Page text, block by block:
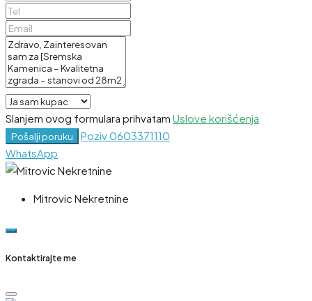
Slanjem ovog formulara prihvatam Uslove korišćenja
Pošalji poruku Poziv0603371110
WhatsApp
Mitrovic Nekretnine
Kontaktirajte me